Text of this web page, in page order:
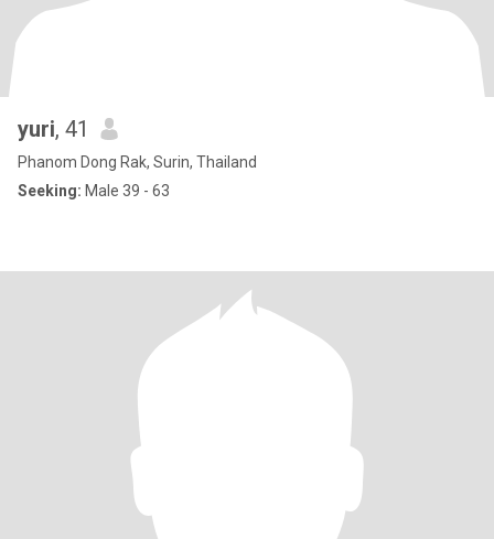
yuri, 41
Phanom Dong Rak, Surin, Thailand
Seeking: Male 39 - 63